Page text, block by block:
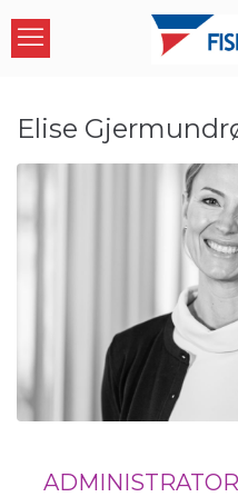
Elise
ADMINISTRATOR